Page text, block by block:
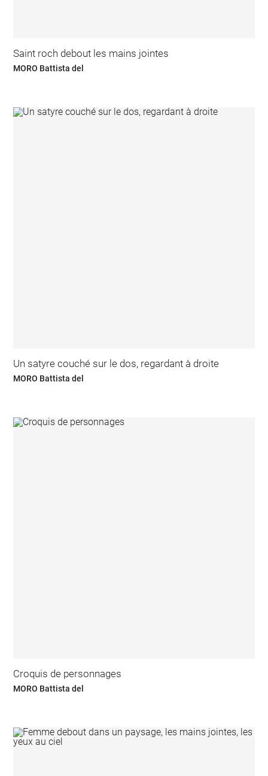
Saint roch debout les mains jointes
MORO Battista del
Un satyre couché sur le dos, regardant à droite
MORO Battista del
Croquis de personnages
MORO Battista del